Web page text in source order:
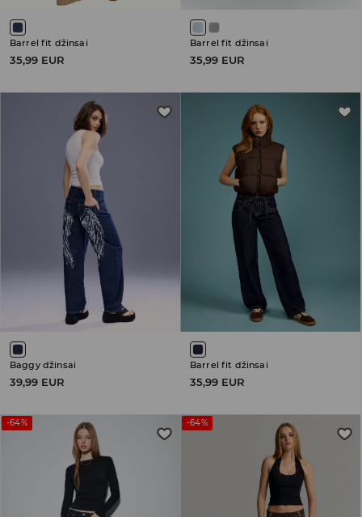
Barrel fit džinsai
35,99 EUR
Barrel fit džinsai
35,99 EUR
Baggy džinsai
39,99 EUR
Barrel fit džinsai
35,99 EUR
-64% -64%